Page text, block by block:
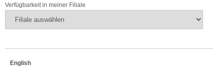
Verfügbarkeit in meiner Filiale
English